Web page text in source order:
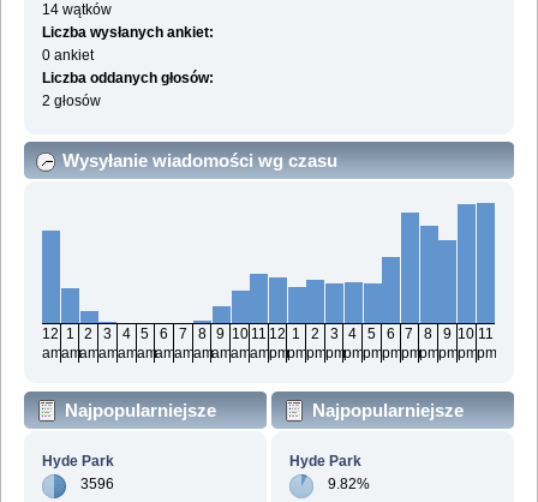
14 wątków
Liczba wysłanych ankiet:
0 ankiet
Liczba oddanych głosów:
2 głosów
Wysyłanie wiadomości wg czasu
12
am
1
am
2
am
3
am
4
am
5
am
6
am
7
am
8
am
9
am
10
am
11
am
12
pm
1
pm
2
pm
3
pm
4
pm
5
pm
6
pm
7
pm
8
pm
9
pm
10
pm
11
pm
Najpopularniejsze
Hyde Park
3596
Najpopularniejsze
Hyde Park
9.82%